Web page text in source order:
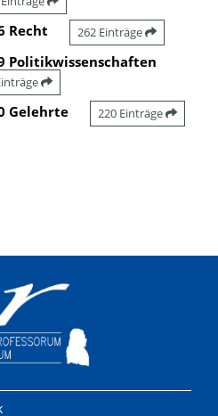
Recht 262 Einträge
Politikwissenschaften
Gelehrte 220 Einträge